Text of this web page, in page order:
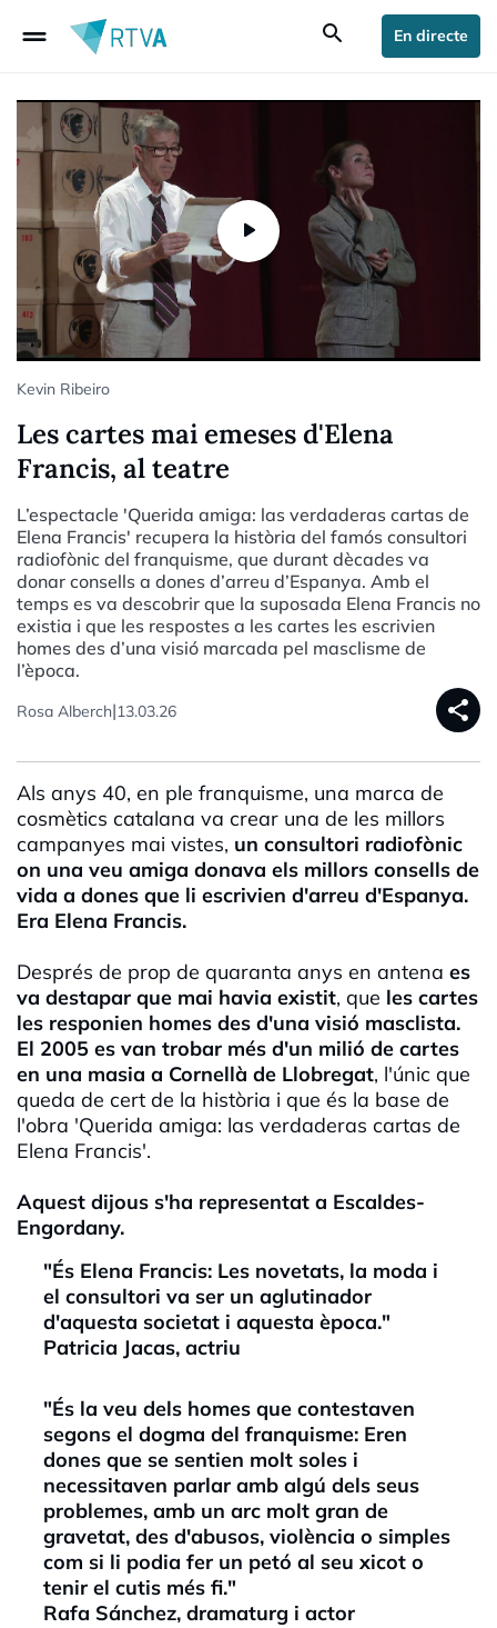
drag_handle search En directe
Kevin Ribeiro
Les cartes mai emeses d'Elena
Francis, al teatre
L’espectacle 'Querida amiga: las verdaderas cartas de
Elena Francis' recupera la història del famós consultori
radiofònic del franquisme, que durant dècades va
donar consells a dones d’arreu d’Espanya. Amb el
temps es va descobrir que la suposada Elena Francis no
existia i que les respostes a les cartes les escrivien
homes des d’una visió marcada pel masclisme de
l’època.
Rosa Alberch|13.03.26 share
Als anys 40, en ple franquisme, una marca de
cosmètics catalana va crear una de les millors
campanyes mai vistes, un consultori radiofònic
on una veu amiga donava els millors consells de
vida a dones que li escrivien d'arreu d'Espanya.
Era Elena Francis.
Després de prop de quaranta anys en antena es
va destapar que mai havia existit, que les cartes
les responien homes des d'una visió masclista.
El 2005 es van trobar més d'un milió de cartes
en una masia a Cornellà de Llobregat, l'únic que
queda de cert de la història i que és la base de
l'obra 'Querida amiga: las verdaderas cartas de
Elena Francis'.
Aquest dijous s'ha representat a Escaldes-
Engordany.
"És Elena Francis: Les novetats, la moda i
el consultori va ser un aglutinador
d'aquesta societat i aquesta època."
Patricia Jacas, actriu
"És la veu dels homes que contestaven
segons el dogma del franquisme: Eren
dones que se sentien molt soles i
necessitaven parlar amb algú dels seus
problemes, amb un arc molt gran de
gravetat, des d'abusos, violència o simples
com si li podia fer un petó al seu xicot o
tenir el cutis més fi."
Rafa Sánchez, dramaturg i actor